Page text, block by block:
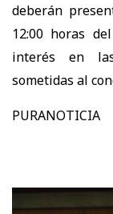
deberán
12:00 horas
interés en
sometidas al
PURANOTICIA